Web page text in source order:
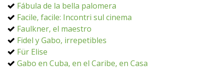
Fábula de la bella palomera
Facile, facile: Incontri sul cinema
Faulkner, el maestro
Fidel y Gabo, irrepetibles
Für Elise
Gabo en Cuba, en el Caribe, en Casa